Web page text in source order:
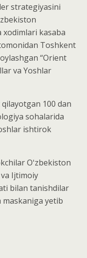
strategiyasini
kasaba
Toshkent
“Orient
va Yoshlar
100 dan
sohalarida
ishtirok
Oʻzbekiston
Ijtimoiy
bilan tanishdilar
maskaniga yetib